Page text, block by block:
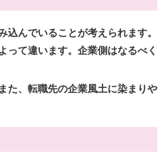
んでいることが考えられます。
って違います。企業側はなるべく
た、転職先の企業風土に染まりや